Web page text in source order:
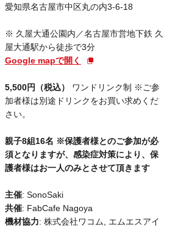
愛知県名古屋市中区丸の内3-6-18
※ 久屋大通公園内／名古屋市営地下鉄 久
屋大通駅から徒歩で3分
Google mapで開く
5,500円（税込）
ワンドリンク制 ※ご参
加者様は別途ドリンクをお買い求めくだ
さい。
親子8組16名 ※保護者様とのご参加が必
須となりますが、感染症対策により、保
護者様はお一人のみとさせて頂きます
主催: SonoSaki
共催: FabCafe Nagoya
機材協力: 株式会社ワコム, エムエスアイ